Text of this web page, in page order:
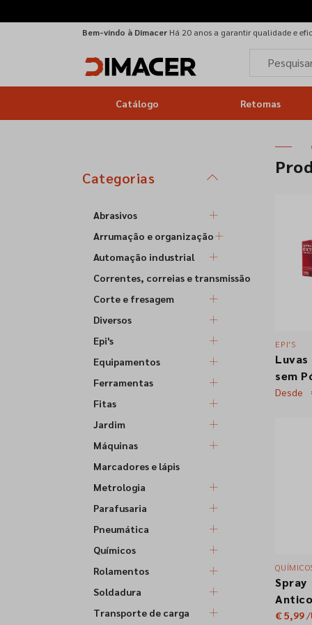
Bem-vindo à Dimacer Há 20 anos a garantir qualidade e
Catálogo Retomas
EPI'S
sem
Desde
Spray
Zinco
€ 5,99 /
Categorias
Abrasivos
Arrumação e organização
Automação industrial
Correntes, correias e transmissão
Corte e fresagem
Diversos
Epi's
Equipamentos
Ferramentas
Fitas
Jardim
Máquinas
Marcadores e lápis
Metrologia
Parafusaria
Pneumática
Químicos
Rolamentos
Soldadura
Transporte de carga